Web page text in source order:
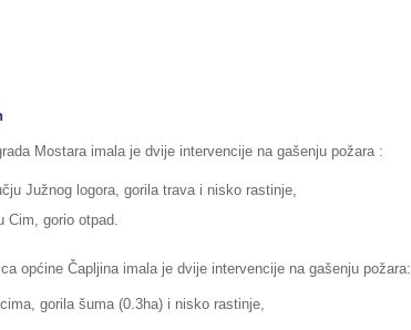
Mostara imala je dvije intervencije na gašenju požara :
Južnog logora, gorila trava i nisko rastinje,
Cim, gorio otpad.
općine Čapljina imala je dvije intervencije na gašenju požara:
gorila šuma (0.3ha) i nisko rastinje,